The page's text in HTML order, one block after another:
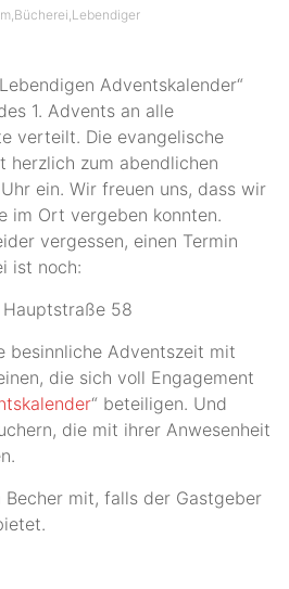
Bücherei Lebendiger
Adventskalender“
1. Advents an alle
verteilt. Die evangelische
herzlich zum abendlichen
ein. Wir freuen uns, dass wir
im Ort vergeben konnten.
vergessen, einen Termin
ist noch:
Hauptstraße 58
besinnliche Adventszeit mit
die sich voll Engagement
“ beteiligen. Und
die mit ihrer Anwesenheit
mit, falls der Gastgeber